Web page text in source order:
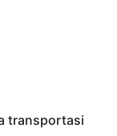
transportasi